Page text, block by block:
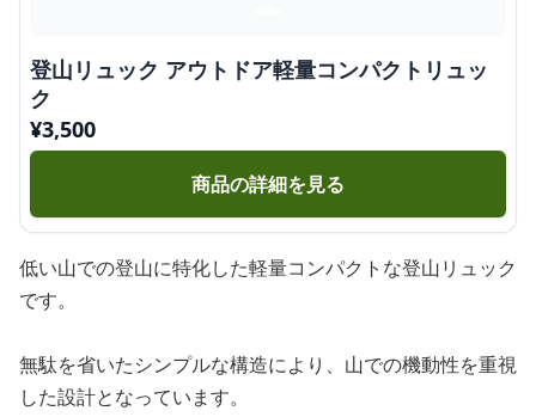
登山リュック アウトドア軽量コンパクトリュッ
ク
¥3,500
商品の詳細を見る
低い山での登山に特化した軽量コンパクトな登山リュック
です。
無駄を省いたシンプルな構造により、山での機動性を重視
した設計となっています。